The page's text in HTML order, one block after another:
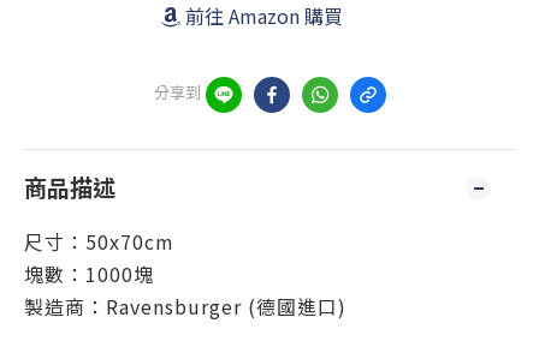
前往 Amazon 購買
分享到
商品描述
尺寸：50x70cm
塊數：1000塊
製造商：Ravensburger (德國進口)